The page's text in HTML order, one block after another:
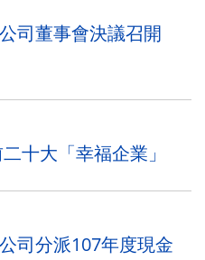
司董事會決議召開
十大「幸福企業」
司分派107年度現金